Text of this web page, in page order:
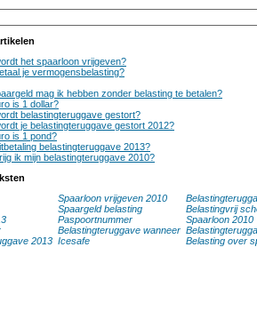
het spaarloon vrijgeven?
je vermogensbelasting?
mag ik hebben zonder belasting te betalen?
is 1 dollar?
belastingteruggave gestort?
je belastingteruggave gestort 2012?
is 1 pond?
belastingteruggave 2013?
ik mijn belastingteruggave 2010?
Spaarloon vrijgeven 2010
Spaargeld belasting
Belastingvrij
Paspoortnummer
Spaarloon 2010
Belastingteruggave wanneer
2013 Icesafe Belasting over